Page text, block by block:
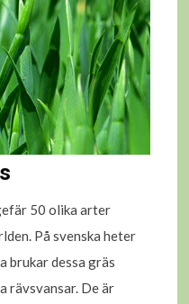
50 olika arter
På svenska heter
brukar dessa gräs
rävsvansar. De är